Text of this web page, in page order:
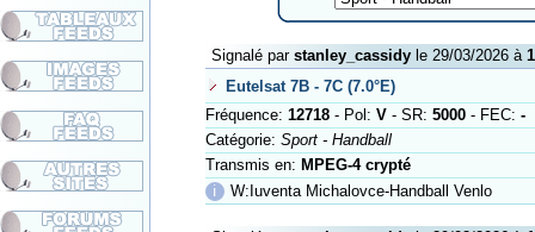
Signalé par stanley_cassidyle 29/03/2026 à
Eutelsat 7B - 7C (7.0°E)
Fréquence: 12718- Pol: V- SR: 5000- FEC: -
Catégorie: Sport - Handball
Transmis en: MPEG-4 crypté
ℹ
W:Iuventa Michalovce-Handball Venlo